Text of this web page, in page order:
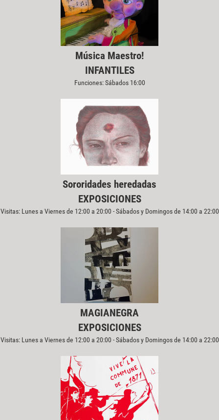
Música Maestro!
INFANTILES
Funciones: Sábados 16:00
Sororidades heredadas
EXPOSICIONES
Visitas: Lunes a Viernes de 12:00 a 20:00 - Sábados y Domingos de 14:00 a 22:00
MAGIANEGRA
EXPOSICIONES
Visitas: Lunes a Viernes de 12:00 a 20:00 - Sábados y Domingos de 14:00 a 22:00